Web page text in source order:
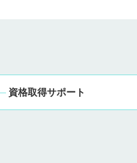
資格取得サポート